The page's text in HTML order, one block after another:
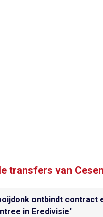
transfers van
ontbindt contract
in Eredivisie'